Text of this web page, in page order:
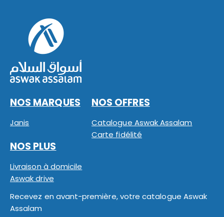
NOS MARQUES
Janis
NOS OFFRES
Catalogue Aswak Assalam
Carte fidélité
NOS PLUS
Livraison à domicile
Aswak drive
Recevez en avant-première, votre catalogue Aswak
Assalam